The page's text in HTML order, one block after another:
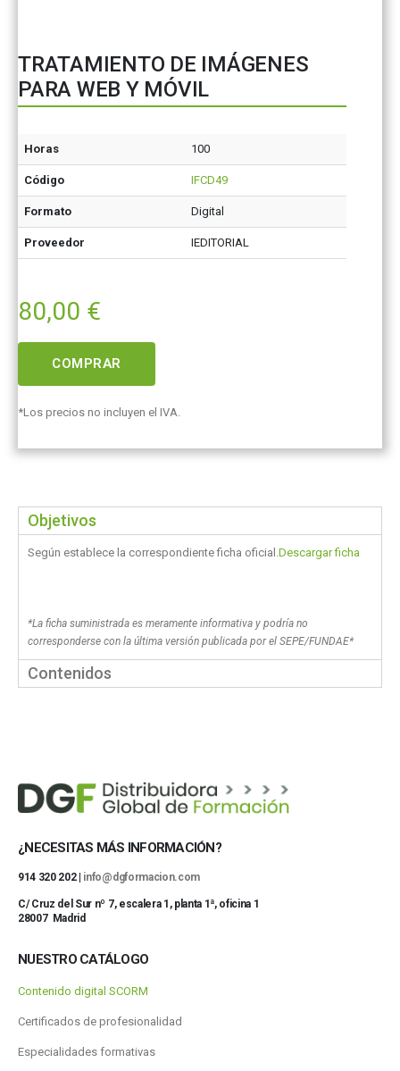
TRATAMIENTO DE IMÁGENES
PARA WEB Y MÓVIL
Horas 100
Código IFCD49
Formato Digital
Proveedor IEDITORIAL
80,00 €
COMPRAR
*Los precios no incluyen el IVA.
Objetivos
Según establece la correspondiente ficha oficial.Descargar ficha
*La ficha suministrada es meramente informativa y podría no
corresponderse con la última versión publicada por el SEPE/FUNDAE*
Contenidos
¿NECESITAS MÁS INFORMACIÓN?
914 320 202 | info@dgformacion.com
C/ Cruz del Sur nº 7, escalera 1, planta 1ª, oficina 1
28007 Madrid
NUESTRO CATÁLOGO
Contenido digital SCORM
Certificados de profesionalidad
Especialidades formativas